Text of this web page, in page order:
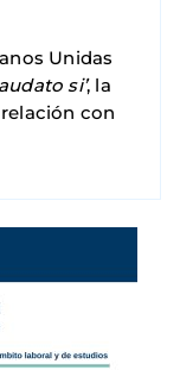
Unidas
si’, la
con